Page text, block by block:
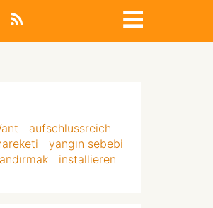
aufschlussreich
yangın sebebi
installieren